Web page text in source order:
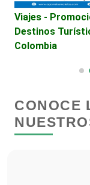
Clínicas
Clínicas
Clínicas
Viajes -
Destinos
Colombia
CONOCE